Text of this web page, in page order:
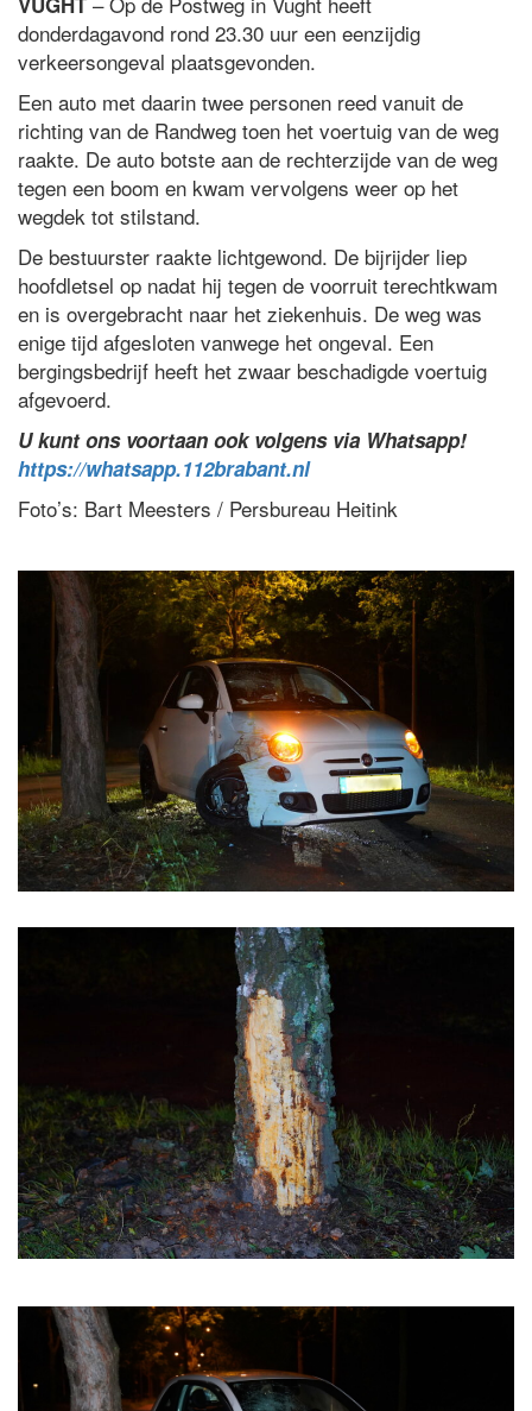
donderdagavond rond 23.30 uur een eenzijdig
verkeersongeval plaatsgevonden.
Een auto met daarin twee personen reed vanuit de
richting van de Randweg toen het voertuig van de weg
raakte. De auto botste aan de rechterzijde van de weg
tegen een boom en kwam vervolgens weer op het
wegdek tot stilstand.
De bestuurster raakte lichtgewond. De bijrijder liep
hoofdletsel op nadat hij tegen de voorruit terechtkwam
en is overgebracht naar het ziekenhuis. De weg was
enige tijd afgesloten vanwege het ongeval. Een
bergingsbedrijf heeft het zwaar beschadigde voertuig
afgevoerd.
U kunt ons voortaan ook volgens via Whatsapp!
https://whatsapp.112brabant.nl
Foto’s: Bart Meesters / Persbureau Heitink